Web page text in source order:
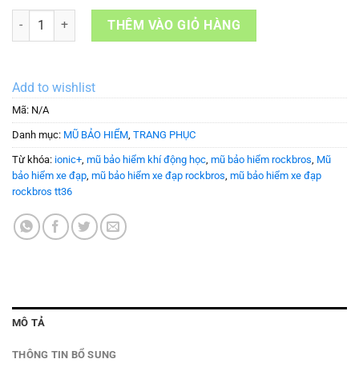
Mũ bảo hiểm xe đạp ROCKBROS TT-36 số lượng
THÊM VÀO GIỎ HÀNG
Add to wishlist
Mã: N/A
Danh mục: MŨ BẢO HIỂM TRANG PHỤC
Từ khóa: ionic+ mũ bảo hiểm khí động học mũ bảo hiểm rockbros Mũ
bảo hiểm xe đạp mũ bảo hiểm xe đạp rockbros mũ bảo hiểm xe đạp
rockbros tt36
MÔ TẢ
THÔNG TIN BỔ SUNG